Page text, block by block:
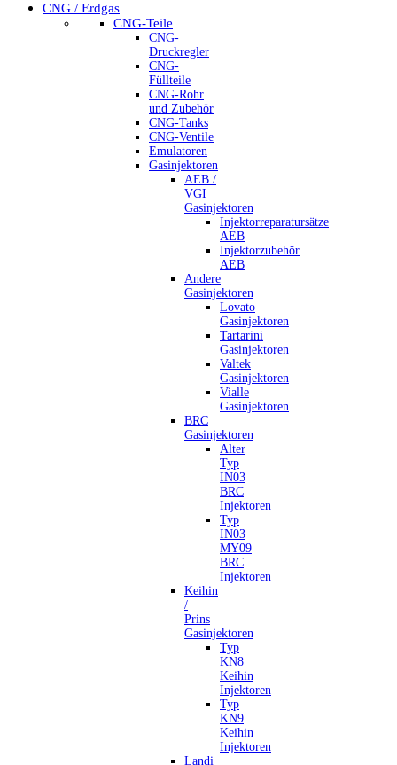
CNG / Erdgas
CNG-Teile
CNG-
Druckregler
CNG-
Füllteile
CNG-Rohr
und Zubehör
CNG-Tanks
CNG-Ventile
Emulatoren
Gasinjektoren
AEB /
VGI
Gasinjektoren
Injektorreparatursätze
AEB
Injektorzubehör
AEB
Andere
Gasinjektoren
Lovato
Gasinjektoren
Tartarini
Gasinjektoren
Valtek
Gasinjektoren
Vialle
Gasinjektoren
BRC
Gasinjektoren
Alter
Typ
IN03
BRC
Injektoren
Typ
IN03
MY09
BRC
Injektoren
Keihin
/
Prins
Gasinjektoren
Typ
KN8
Keihin
Injektoren
Typ
KN9
Keihin
Injektoren
Landi